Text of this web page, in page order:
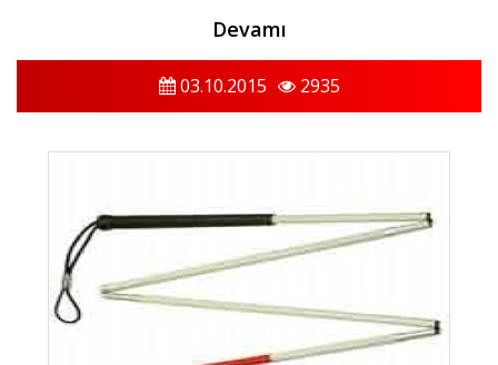
Devamı
03.10.2015 2935